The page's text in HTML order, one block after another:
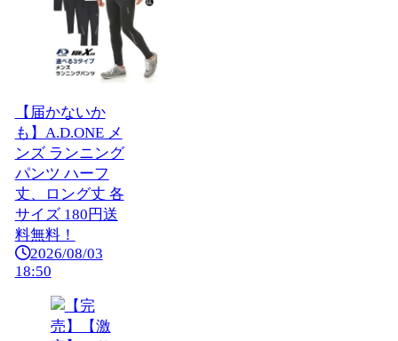
【届かないか
も】A.D.ONE メ
ンズ ランニング
パンツ ハーフ
丈、ロング丈 各
サイズ 180円送
料無料！
2026/08/03
18:50